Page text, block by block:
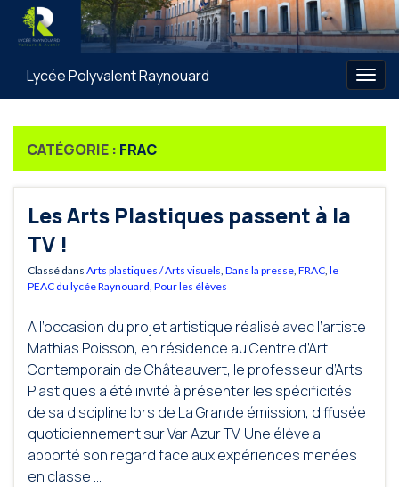
Lycée Polyvalent Raynouard
CATÉGORIE : FRAC
Les Arts Plastiques passent à la
TV !
Classé dans Arts plastiques / Arts visuels Dans la presse FRAC le
PEAC du lycée Raynouard Pour les élèves
A l’occasion du projet artistique réalisé avec l’artiste
Mathias Poisson, en résidence au Centre d’Art
Contemporain de Châteauvert, le professeur d’Arts
Plastiques a été invité à présenter les spécificités
de sa discipline lors de La Grande émission, diffusée
quotidiennement sur Var Azur TV. Une élève a
apporté son regard face aux expériences menées
en classe …